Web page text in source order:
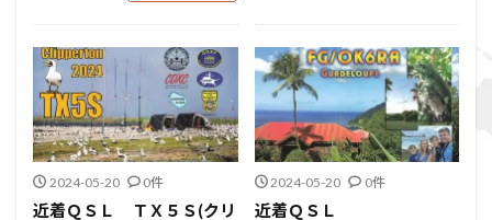
2024-05-20 0件
近着ＱＳＬ ＴＸ５Ｓ(クリ
2024-05-20 0件
近着ＱＳＬ